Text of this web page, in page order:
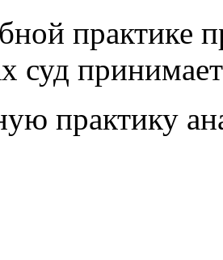
практике
суд
практику